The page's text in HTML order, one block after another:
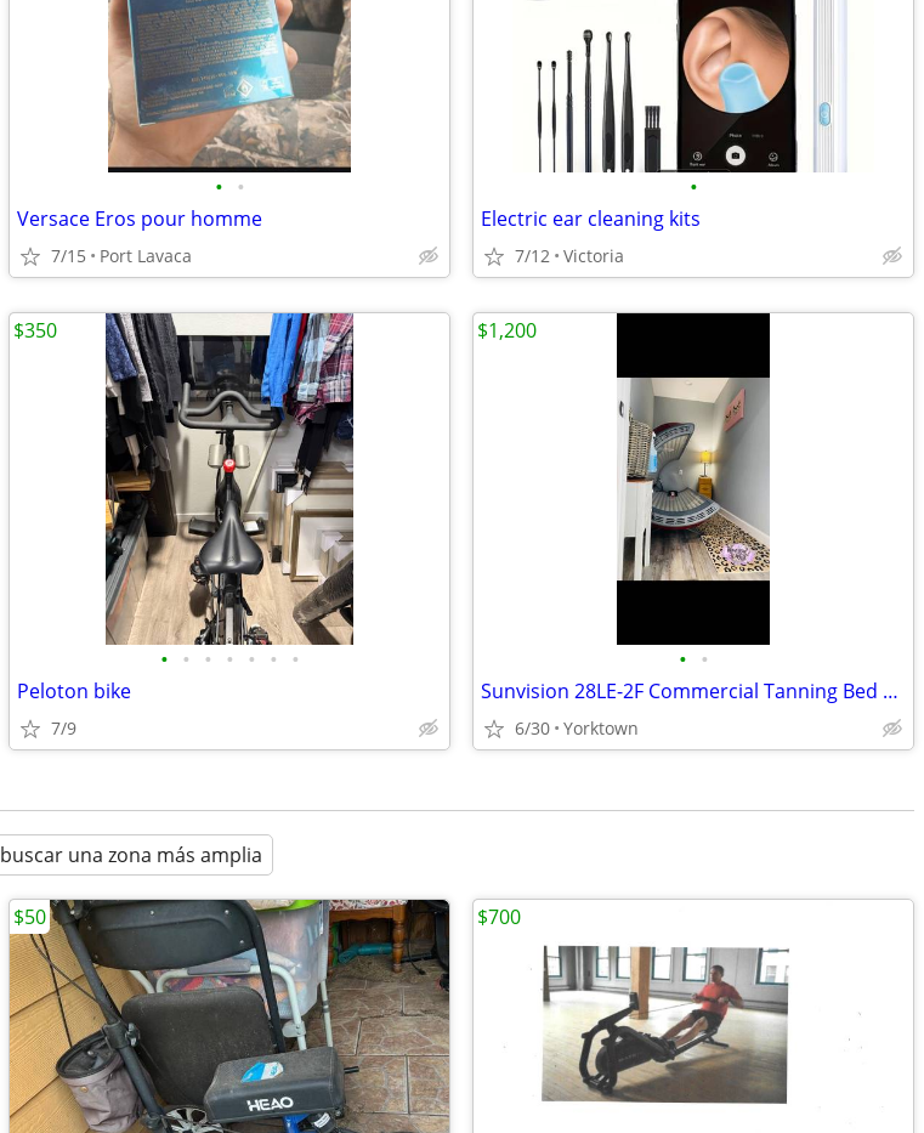
• •
Versace Eros pour homme
7/15 Port Lavaca
•
Electric ear cleaning kits
7/12 Victoria
• • • • • • •
Peloton bike
7/9
$350
• •
Sunvision 28LE-2F Commercial Tanning Bed For SALE!
6/30 Yorktown
$1,200
buscar una zona más amplia
$50 $700